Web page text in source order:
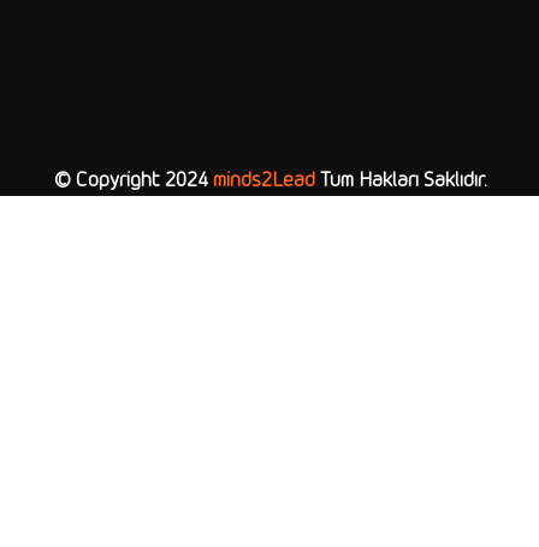
© Copyright 2024 minds2LeadTüm Hakları Saklıdır.